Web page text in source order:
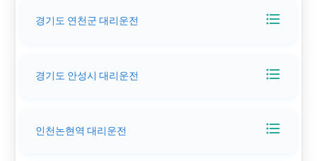
경기도 연천군 대리운전 format_list_bulleted
경기도 안성시 대리운전 format_list_bulleted
인천논현역 대리운전 format_list_bulleted